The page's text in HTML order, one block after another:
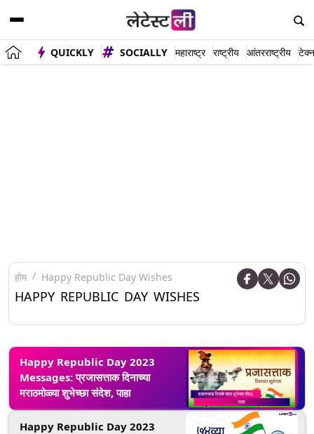
QUICKLY SOCIALLY महाराष्ट्र राष्ट्रीय आंतरराष्ट्रीय
होम Happy Republic Day Wishes
HAPPY REPUBLIC DAY WISHES
Happy Republic Day 2023
Messages: प्रजासत्ताक दिनाच्या
मराठमोळ्या शुभेच्छा संदेश, पाहा
Happy Republic Day 2023